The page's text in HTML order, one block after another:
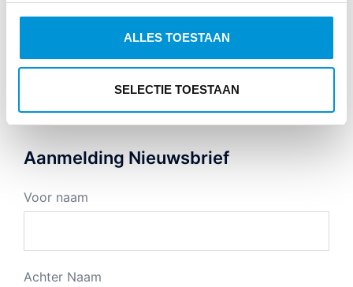
ALLES TOESTAAN
SELECTIE TOESTAAN
groepslessen huren steps kinderbootcamp
tussendoortje vacature vega webshop
Aanmelding Nieuwsbrief
Voor naam
Achter Naam